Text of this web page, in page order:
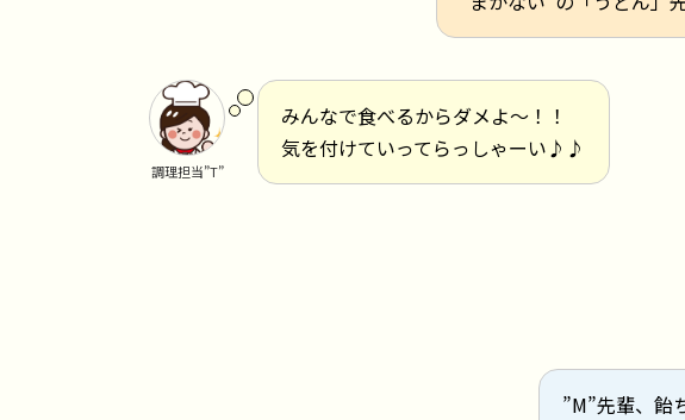
調理担当”T”
みんなで食べるからダメよ～！！
気を付けていってらっしゃーい♪♪
”M”先輩、飴